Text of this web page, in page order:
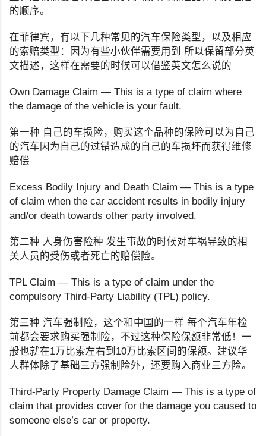
的顺序。
在菲律宾，有以下几种常见的汽车保险类型，以及相应
的索赔类型：因为有些小伙伴需要用到 所以保留部分英
文描述，这样在需要的时候可以借鉴英文怎么说的
Own Damage Claim — This is a type of claim where
the damage of the vehicle is your fault.
第一种 自己的车损险，购买这个品种的保险可以为自己
的汽车因为自己的过错造成的自己的车损坏而获得维修
赔偿
Excess Bodily Injury and Death Claim — This is a type
of claim when the car accident results in bodily injury
and/or death towards other party involved.
第二种 人身伤害险种 发生事故的时候对车祸导致的相
关人员的受伤或者死亡的赔偿险。
TPL Claim — This is a type of claim under the
compulsory Third-Party Liability (TPL) policy.
第三种 汽车强制险，这个和中国的一样 每个汽车年检
前都会要求购买强制险，不过这种保险保额非常低！一
般也就在1万比索左右到10万比索区间的保额。建议华
人群体除了基础三方强制险外，还要购入商业三方险。
Third-Party Property Damage Claim — This is a type of
claim that provides cover for the damage you caused to
someone else’s car or property.